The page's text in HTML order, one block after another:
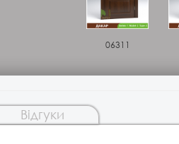
06311
Відгуки